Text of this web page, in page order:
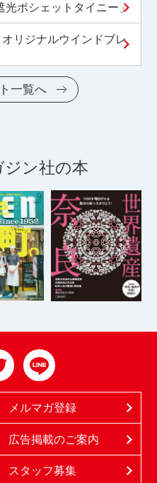
光ポシェットタイニー」
リジナルウインドブレ
一覧へ
ン社の本
メルマガ登録
広告掲載のご案内
スタッフ募集